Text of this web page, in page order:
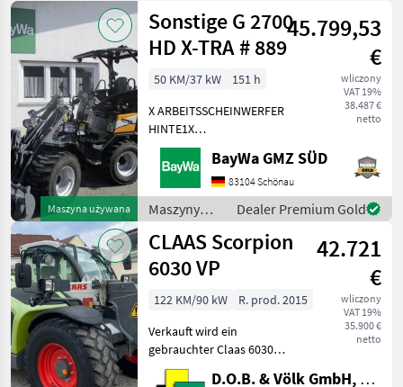
MARKETPLACE
Marketplace
Oferty
dealerów
Ogłoszenia
drobne
Maszyna używana
Sonstige G 2700
HD X-TRA # 889
45.799,53
€
wliczony
VAT 19%
38.487 €
netto
50 KM/37 kW
151 h
X ARBEITSSCHEINWERFER
HINTE1X
ARBEITSSCHEINWERFER
VORNE1X
HECKGEWICHTSPLATTE 62
KG1X
HYDRAULIKKREISLAUF
DPPPEL31X15.50-15
SKIDDATENBESCHEINIGUNG
BRD 20 KMDRUCKFREIER
BayWa GMZ SÜD
83104 Schönau
Maszyny
budowlane /
Sonstige
Dealer Premium Gold
CLAAS Scorpion
6030 VP
42.721
€
wliczony
VAT 19%
35.900 €
netto
122 KM/90 kW
R. prod. 2015
Verkauft wird ein
gebrauchter Claas 6030
Varipower Teleskoplader -
D.O.B. & Völk GmbH, Filiale Regensburg